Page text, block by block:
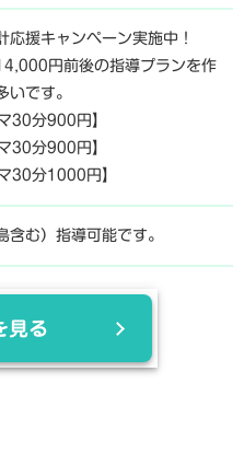
応援キャンペーン実施中！
円前後の指導プランを作
いです。
30分900円】
30分900円】
30分1000円】
含む）指導可能です。
見る